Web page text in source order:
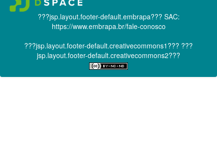
???jsp.layout.footer-default.embrapa??? SAC:
https://www.embrapa.br/fale-conosco
???jsp.layout.footer-default.creativecommons1??? ???
jsp.layout.footer-default.creativecommons2???